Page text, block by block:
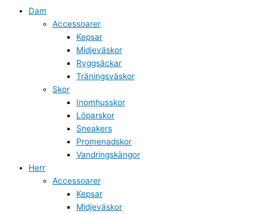
Dam
Accessoarer
Kepsar
Midjeväskor
Ryggsäckar
Träningsväskor
Skor
Inomhusskor
Löparskor
Sneakers
Promenadskor
Vandringskängor
Herr
Accessoarer
Kepsar
Midjeväskor